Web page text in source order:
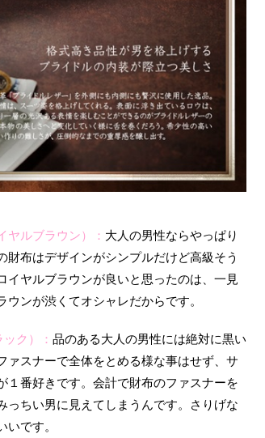
ヤルブラウン）： 大人の男性ならやっぱり
布はデザインがシンプルだけど高級そう
イヤルブラウンが良いと思ったのは、一見
ンが渋くてオシャレだからです。
ク）： 品のある大人の男性には絶対に黒い
ァスナーで全体をとめる様な事はせず、サ
１番好きです。会計で財布のファスナーを
っちい男に見えてしまうんです。さりげな
いです。